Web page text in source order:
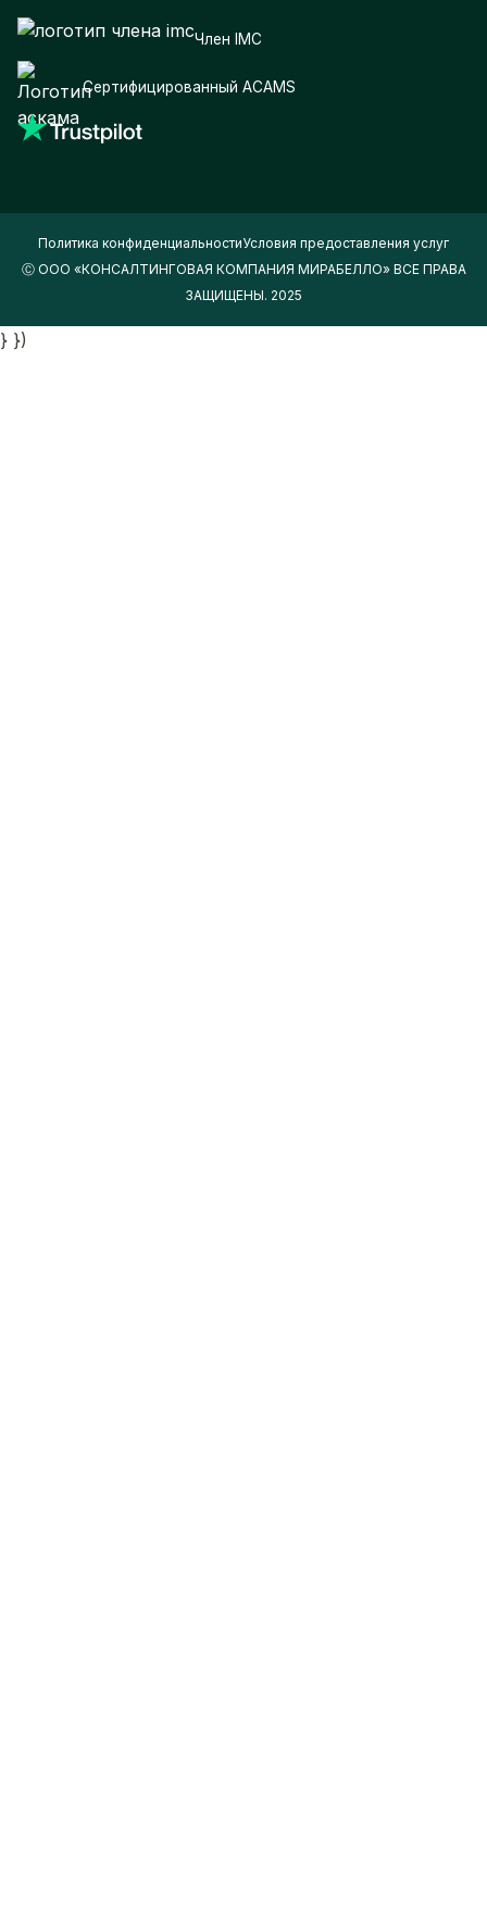
Член IMC
Сертифицированный ACAMS
Политика конфиденциальностиУсловия предоставления услуг
Ⓒ ООО «КОНСАЛТИНГОВАЯ КОМПАНИЯ МИРАБЕЛЛО» ВСЕ ПРАВА
ЗАЩИЩЕНЫ. 2025
} })